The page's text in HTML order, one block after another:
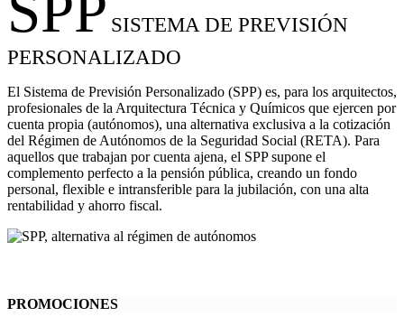
SISTEMA DE PREVISIÓN
PERSONALIZADO
El Sistema de Previsión Personalizado (SPP) es, para los arquitectos,
profesionales de la Arquitectura Técnica y Químicos que ejercen por
cuenta propia (autónomos), una alternativa exclusiva a la cotización
del Régimen de Autónomos de la Seguridad Social (RETA). Para
aquellos que trabajan por cuenta ajena, el SPP supone el
complemento perfecto a la pensión pública, creando un fondo
personal, flexible e intransferible para la jubilación, con una alta
rentabilidad y ahorro fiscal.
PROMOCIONES